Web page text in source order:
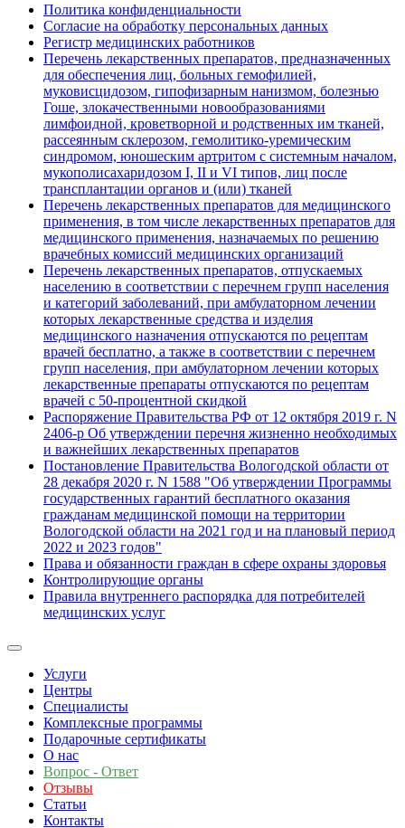
Политика конфиденциальности
Согласие на обработку персональных данных
Регистр медицинских работников
Перечень лекарственных препаратов, предназначенных
для обеспечения лиц, больных гемофилией,
муковисцидозом, гипофизарным нанизмом, болезнью
Гоше, злокачественными новообразованиями
лимфоидной, кроветворной и родственных им тканей,
рассеянным склерозом, гемолитико-уремическим
синдромом, юношеским артритом с системным началом,
мукополисахаридозом I, II и VI типов, лиц после
трансплантации органов и (или) тканей
Перечень лекарственных препаратов для медицинского
применения, в том числе лекарственных препаратов для
медицинского применения, назначаемых по решению
врачебных комиссий медицинских организаций
Перечень лекарственных препаратов, отпускаемых
населению в соответствии с перечнем групп населения
и категорий заболеваний, при амбулаторном лечении
которых лекарственные средства и изделия
медицинского назначения отпускаются по рецептам
врачей бесплатно, а также в соответствии с перечнем
групп населения, при амбулаторном лечении которых
лекарственные препараты отпускаются по рецептам
врачей с 50-процентной скидкой
Распоряжение Правительства РФ от 12 октября 2019 г. N
2406-р Об утверждении перечня жизненно необходимых
и важнейших лекарственных препаратов
Постановление Правительства Вологодской области от
28 декабря 2020 г. N 1588 "Об утверждении Программы
государственных гарантий бесплатного оказания
гражданам медицинской помощи на территории
Вологодской области на 2021 год и на плановый период
2022 и 2023 годов"
Права и обязанности граждан в сфере охраны здоровья
Контролирующие органы
Правила внутреннего распорядка для потребителей
медицинских услуг
Услуги
Центры
Специалисты
Комплексные программы
Подарочные сертификаты
О нас
Вопрос - Ответ
Отзывы
Статьи
Контакты